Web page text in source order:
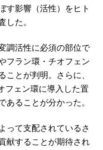
す影響（活性）をヒト
した。
調活性に必須の部位で
フラン環・チオフェン
ことが判明。さらに、
フェン環に導入した置
あることが分かった。
って支配されているさ
献することが期待され